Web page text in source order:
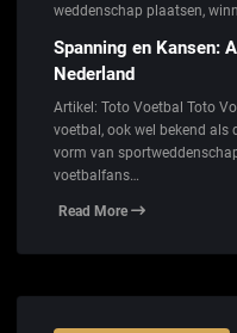
weddenschap plaatsen,
Spanning en Kansen:
Nederland
Artikel: Toto Voetbal Toto
voetbal, ook wel bekend als
vorm van
voetbalfans…
Read More